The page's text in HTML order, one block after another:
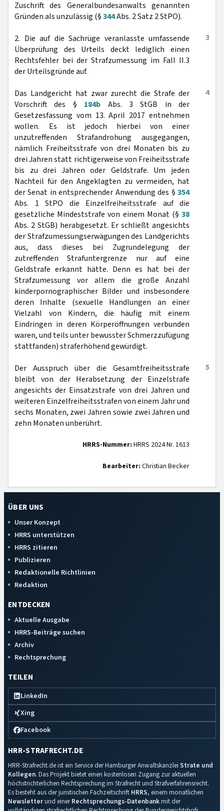
Zuschrift des Generalbundesanwalts genannten
Gründen als unzulässig (§344Abs. 2 Satz 2 StPO).
3
2. Die auf die Sachrüge veranlasste umfassende
Überprüfung des Urteils deckt lediglich einen
Rechtsfehler bei der Strafzumessung im Fall II.3
der Urteilsgründe auf.
4
Das Landgericht hat zwar zurecht die Strafe der
Vorschrift des § 184b Abs. 3 StGB in der
Gesetzesfassung vom 13. April 2017 entnehmen
wollen. Es ist jedoch hierbei von einer
unzutreffenden Strafandrohung ausgegangen,
nämlich Freiheitsstrafe von drei Monaten bis zu
drei Jahren statt richtigerweise von Freiheitsstrafe
bis zu drei Jahren oder Geldstrafe. Um jeden
Nachteil für den Angeklagten zu vermeiden, hat
der Senat in entsprechender Anwendung des § 354
Abs. 1 StPO die Einzelfreiheitsstrafe auf die
gesetzliche Mindeststrafe von einem Monat (§ 38
Abs. 2 StGB) herabgesetzt. Er schließt angesichts
der Strafzumessungserwägungen des Landgerichts
aus, dass dieses bei Zugrundelegung der
zutreffenden Strafuntergrenze nur auf eine
Geldstrafe erkannt hätte. Denn es hat bei der
Strafzumessung vor allem die große Anzahl
kinderpornographischer Bilder und insbesondere
deren Inhalte (sexuelle Handlungen an einer
Vielzahl von Kindern, die häufig mit einem
Eindringen in deren Körperöffnungen verbunden
waren, und teils unter bewusster Schmerzzufügung
stattfanden) straferhöhend gewürdigt.
5
Der Ausspruch über die Gesamtfreiheitsstrafe
bleibt von der Herabsetzung der Einzelstrafe
angesichts der Einsatzstrafe von drei Jahren und
weiteren Einzelfreiheitsstrafen von einem Jahr und
sechs Monaten, zwei Jahren sowie zwei Jahren und
zehn Monaten unberührt.
HRRS-Nummer: HRRS 2024 Nr. 1613
Bearbeiter: Christian Becker
ÜBER UNS
Unser Konzept
HRRS unterstützen
HRRS zitieren
Publizieren
Redaktionelle Richtlinien
Redaktion
ENTDECKEN
Aktuelle Ausgabe
HRRS-Beiträge suchen
Archiv
Rechtsprechung
TEILEN
LinkedIn
Xing
Facebook
HRR-STRAFRECHT.DE
HRR-Strafrecht.de ist ein Service der Hamburger Anwaltskanzlei Strate und
Kollegen. Das Projekt bietet einen kostenlosen Zugang zur aktuellen
höchstrichterlichen Rechtsprechung im Strafrecht und Strafverfahrensrecht.
Es besteht aus der juristischen Fachzeitschrift HRRS, einem monatlichen
Newsletterund einerRechtsprechungs-Datenbankmit der